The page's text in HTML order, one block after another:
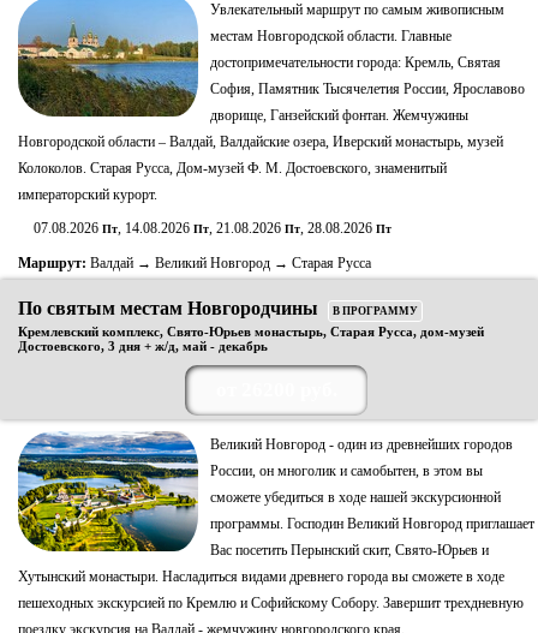
Увлекательный маршрут по самым живописным
местам Новгородской области. Главные
достопримечательности города: Кремль, Святая
София, Памятник Тысячелетия России, Ярославово
дворище, Ганзейский фонтан. Жемчужины
Новгородской области – Валдай, Валдайские озера, Иверский монастырь, музей
Колоколов. Старая Русса, Дом-музей Ф. М. Достоевского, знаменитый
императорский курорт.
07.08.2026 Пт, 14.08.2026 Пт, 21.08.2026 Пт, 28.08.2026 Пт
Маршрут: Валдай → Великий Новгород → Старая Русса
По святым местам Новгородчины В ПРОГРАММУ
Кремлевский комплекс, Свято-Юрьев монастырь, Старая Русса, дом-музей
Достоевского, 3 дня + ж/д, май - декабрь
Великий Новгород - один из древнейших городов
России, он многолик и самобытен, в этом вы
сможете убедиться в ходе нашей экскурсионной
программы. Господин Великий Новгород приглашает
Вас посетить Перынский скит, Свято-Юрьев и
Хутынский монастыри. Насладиться видами древнего города вы сможете в ходе
пешеходных экскурсией по Кремлю и Софийскому Собору. Завершит трехдневную
поездку экскурсия на Валдай - жемчужину новгородского края.